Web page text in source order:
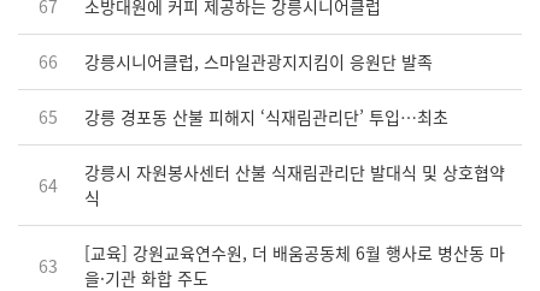
67 소방대원에 커피 제공하는 강릉시니어클럽
66 강릉시니어클럽, 스마일관광지지킴이 응원단 발족
65 강릉 경포동 산불 피해지 ‘식재림관리단’ 투입…최초
64
강릉시 자원봉사센터 산불 식재림관리단 발대식 및 상호협약
식
63
[교육] 강원교육연수원, 더 배움공동체 6월 행사로 병산동 마
을·기관 화합 주도